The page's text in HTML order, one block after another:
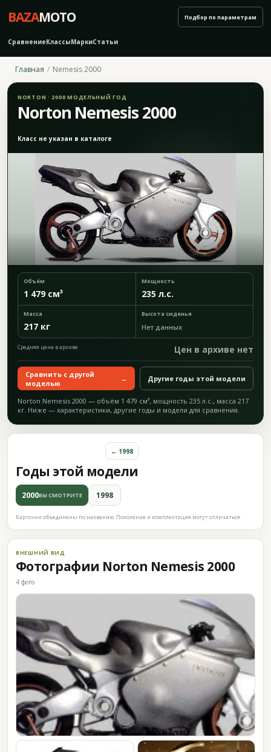
BAZAMOTO
СравнениеКлассыМаркиСтатьи
Подбор по параметрам
Главная Nemesis 2000
NORTON · 2000 МОДЕЛЬНЫЙ ГОД
Norton Nemesis 2000
Класс не указан в каталоге
Объём
1 479 см³
Мощность
235 л.с.
Масса
217 кг
Высота сиденья
Нет данных
Средняя цена в архиве Цен в архиве нет
Сравнить с другой
моделью
→ Другие годы этой модели
Norton Nemesis 2000 — объём 1 479 см³, мощность 235 л.с., масса 217
кг. Ниже — характеристики, другие годы и модели для сравнения.
Годы этой модели
← 1998
2000ВЫ СМОТРИТЕ 1998
Карточки объединены по названию. Поколение и комплектация могут отличаться.
ВНЕШНИЙ ВИД
Фотографии Norton Nemesis 2000
4 фото